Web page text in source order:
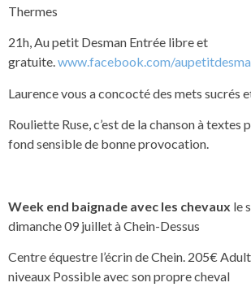
Thermes
21h, Au petit Desman Entrée libre et
gratuite.www.facebook.com/
Laurence vous a concocté des mets sucrés
Rouliette Ruse, c’est de la chanson à textes
fond sensible de bonne provocation.
Week end baignade avec les chevaux le
dimanche 09 juillet à Chein-Dessus
Centre équestre l’écrin de Chein. 205€
niveaux Possible avec son propre cheval